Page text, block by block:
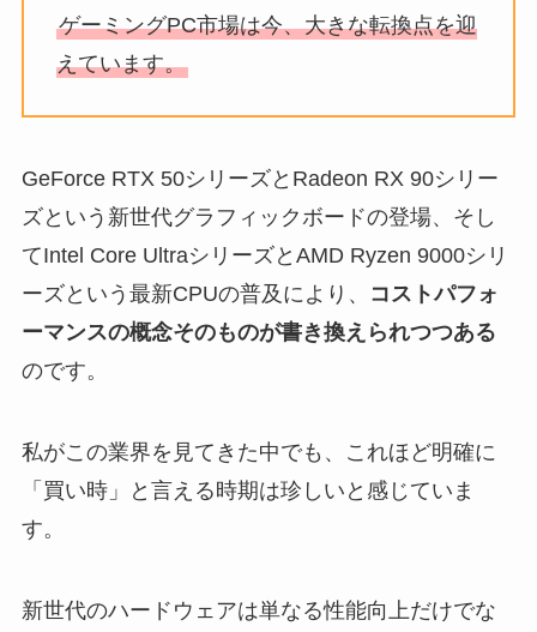
ゲーミングPC市場は今、大きな転換点を迎
えています。
GeForce RTX 50シリーズとRadeon RX 90シリー
ズという新世代グラフィックボードの登場、そし
てIntel Core UltraシリーズとAMD Ryzen 9000シリ
ーズという最新CPUの普及により、
コストパフォ
ーマンスの概念そのものが書き換えられつつある
のです。
私がこの業界を見てきた中でも、これほど明確に
「買い時」と言える時期は珍しいと感じていま
す。
新世代のハードウェアは単なる性能向上だけでな